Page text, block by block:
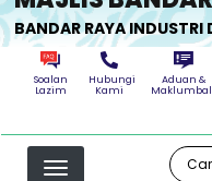
BANDAR RAYA INDUSTRI
Soalan
Lazim
Hubungi
Kami
Aduan &